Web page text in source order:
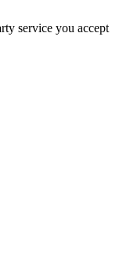
service you accept